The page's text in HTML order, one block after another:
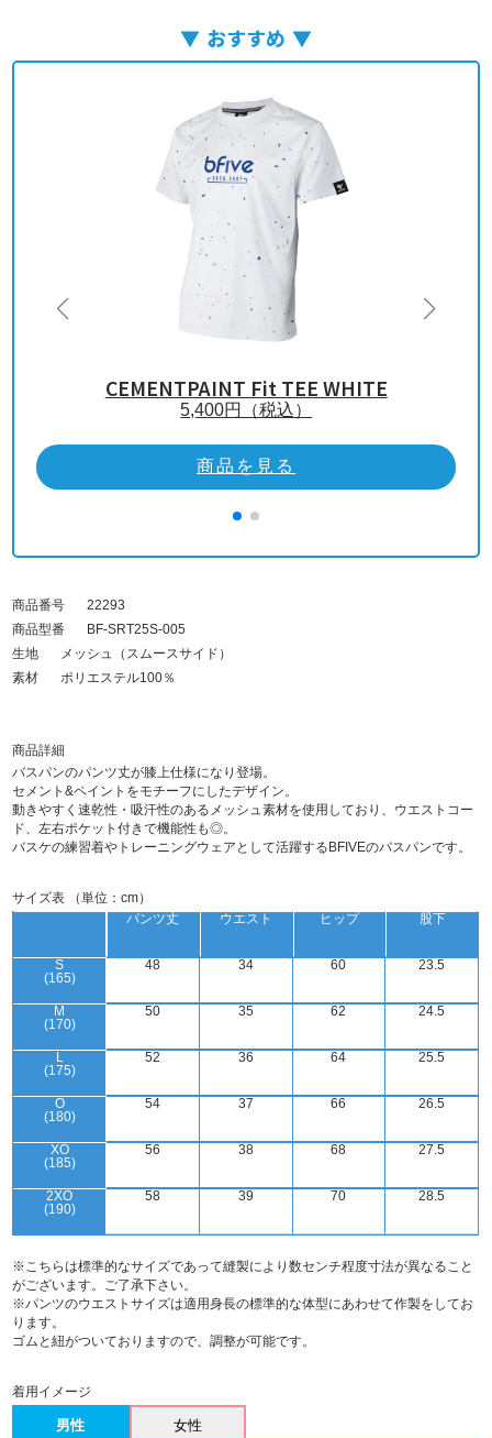
おすすめ
CEMENTPAINT Fit TEE WHITE
5,400円（税込）
商品を見る
商品番号
22293
商品型番
BF-SRT25S-005
生地
メッシュ（スムースサイド）
素材
ポリエステル100％
商品詳細
バスパンのパンツ丈が膝上仕様になり登場。
セメント&ペイントをモチーフにしたデザイン。
動きやすく速乾性・吸汗性のあるメッシュ素材を使用しており、ウエストコー
ド、左右ポケット付きで機能性も◎。
バスケの練習着やトレーニングウェアとして活躍するBFIVEのバスパンです。
サイズ表 （単位：cm）
S
(165)
M
(170)
L
(175)
O
(180)
XO
(185)
2XO
(190)
パンツ丈
48
50
52
54
56
58
ウエスト
34
35
36
37
38
39
ヒップ
60
62
64
66
68
70
股下
23.5
24.5
25.5
26.5
27.5
28.5
※こちらは標準的なサイズであって縫製により数センチ程度寸法が異なること
がございます。ご了承下さい。
※パンツのウエストサイズは適用身長の標準的な体型にあわせて作製をしてお
ります。
ゴムと紐がついておりますので、調整が可能です。
着用イメージ
男性 女性